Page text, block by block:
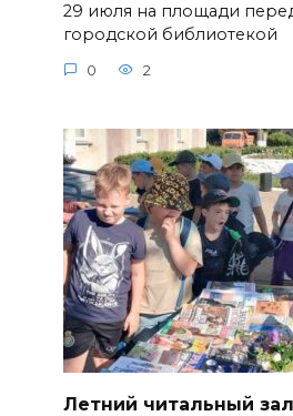
29 июля на площади
городской библиотекой
0 2
Летний читальный